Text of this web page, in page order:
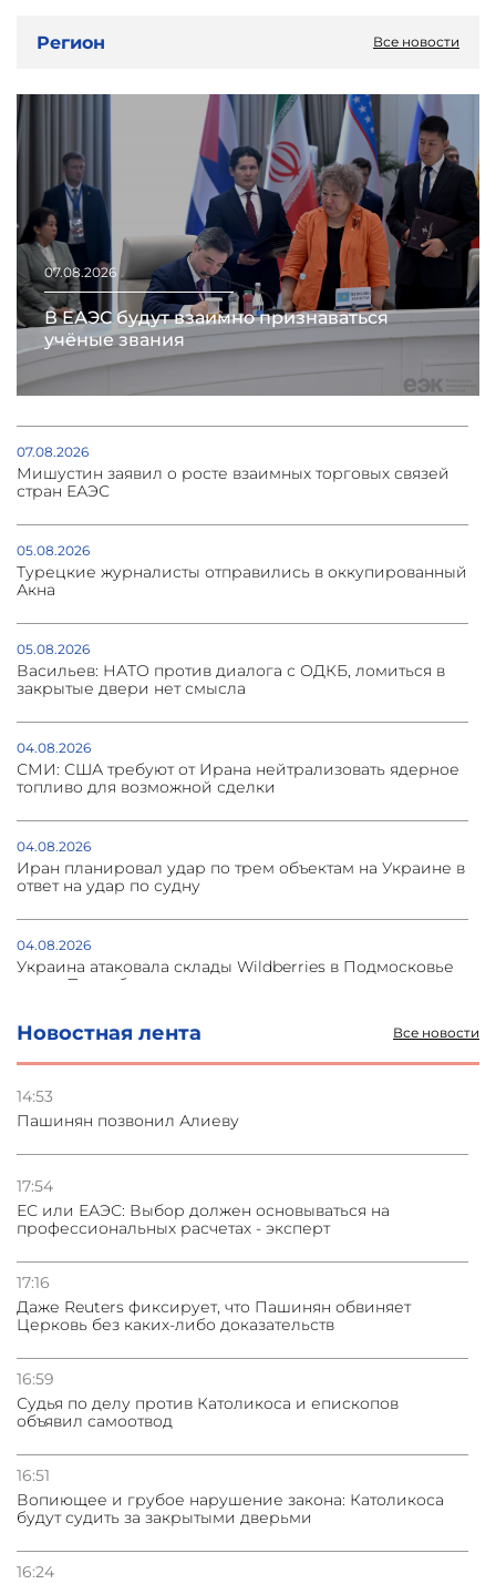
Новостная лента Все новости
14:53
Пашинян позвонил Алиеву
17:54
ЕС или ЕАЭС: Выбор должен основываться на
профессиональных расчетах - эксперт
17:16
Даже Reuters фиксирует, что Пашинян обвиняет
Церковь без каких-либо доказательств
16:59
Судья по делу против Католикоса и епископов
объявил самоотвод
16:51
Вопиющее и грубое нарушение закона: Католикоса
будут судить за закрытыми дверьми
16:24
Регион Все новости
07.08.2026
В ЕАЭС будут взаимно признаваться
учёные звания
07.08.2026
Мишустин заявил о росте взаимных торговых связей
стран ЕАЭС
05.08.2026
Турецкие журналисты отправились в оккупированный
Акна
05.08.2026
Васильев: НАТО против диалога с ОДКБ, ломиться в
закрытые двери нет смысла
04.08.2026
СМИ: США требуют от Ирана нейтрализовать ядерное
топливо для возможной сделки
04.08.2026
Иран планировал удар по трем объектам на Украине в
ответ на удар по судну
04.08.2026
Украина атаковала склады Wildberries в Подмосковье
и под Петербургом
03.08.2026
Стратегия безопасности ОДКБ допускает применение
Азербайджане
31.07.2026
Сотрудничество и очереди – детали визита главы
погрануправления СНБ Армении в Тбилиси